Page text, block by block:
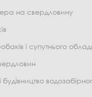
на свердловину
і супутнього
будівництво